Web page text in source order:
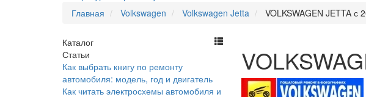
Главная Volkswagen Volkswagen Jetta VOLKSWAGEN JETTA с
Каталог
Статьи
Как выбрать книгу по ремонту
автомобиля: модель, год и двигатель
Как читать электросхемы автомобиля и